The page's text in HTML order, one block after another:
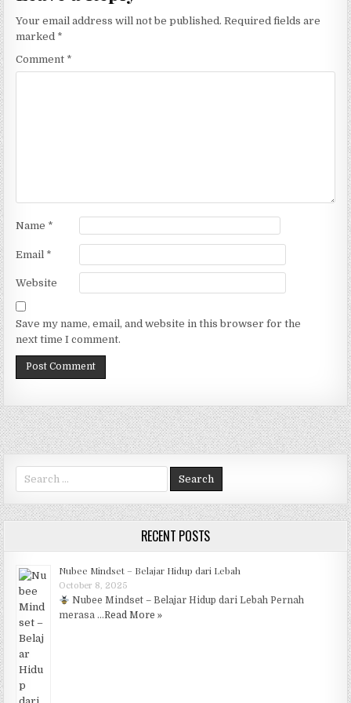
k
Your email address will not be published. Required fields are
marked *
Comment *
Name *
Email *
Website
Save my name, email, and website in this browser for the
next time I comment.
Search for:
RECENT POSTS
Nubee Mindset – Belajar Hidup dari Lebah
October 8, 2025
Nubee Mindset – Belajar Hidup dari Lebah Pernah
merasa …Read More »